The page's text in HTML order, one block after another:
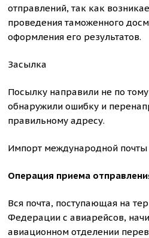
отправлений, так как
проведения таможенного
оформления его результатов.
Засылка
Посылку направили не по
обнаружили ошибку и
правильному адресу.
Импорт международной почты
Операция приема
Вся почта, поступающая на
Федерации с авиарейсов,
авиационном отделении